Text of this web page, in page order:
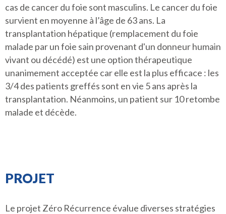
cas de cancer du foie sont masculins. Le cancer du foie
survient en moyenne à l’âge de 63 ans. La
transplantation hépatique (remplacement du foie
malade par un foie sain provenant d'un donneur humain
vivant ou décédé) est une option thérapeutique
unanimement acceptée car elle est la plus efficace : les
3/4 des patients greffés sont en vie 5 ans après la
transplantation. Néanmoins, un patient sur 10 retombe
malade et décède.
PROJET
Le projet Zéro Récurrence évalue diverses stratégies